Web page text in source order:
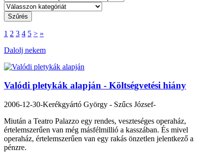
1 2 3 4 5 > »
Dalolj nekem
Valódi pletykák alapján - Költségvetési hiány
2006-12-30-Kerékgyártó György - Szűcs József-
Miután a Teatro Palazzo egy rendes, veszteséges operaház,
értelemszerűen van még másfélmillió a kasszában. És mivel
operaház, értelemszerűen van egy rakás önzetlen jelentkező a
pénzre.